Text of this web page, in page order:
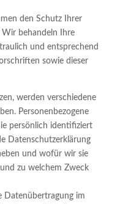
den Schutz Ihrer
behandeln Ihre
und entsprechend
sowie dieser
werden verschiedene
Personenbezogene
persönlich identifiziert
Datenschutzerklärung
und wofür wir sie
zu welchem Zweck
Datenübertragung im